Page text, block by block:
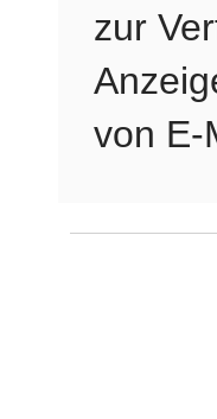
zur
von E-